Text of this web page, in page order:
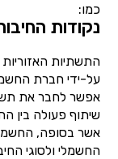
כמו:
נקודות
התשתיות
על-ידי חברת
אפשר לחבר את
שיתוף פעולה בין
אשר בסופה,
החשמלי ולסוגי